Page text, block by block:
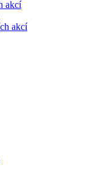
akcí
akcí